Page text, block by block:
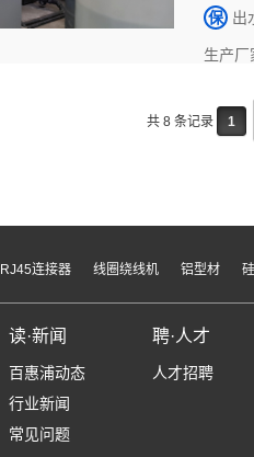
保 出
生产厂
共 8 条记录 1
RJ45连接器 线圈绕线机 铝型材
读·新闻
百惠浦动态
行业新闻
常见问题
聘·人才
人才招聘